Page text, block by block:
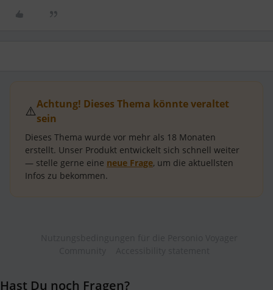
⚠️Achtung! Dieses Thema könnte veraltet
sein
Dieses Thema wurde vor mehr als 18 Monaten
erstellt. Unser Produkt entwickelt sich schnell weiter
— stelle gerne eine neue Frage, um die aktuellsten
Infos zu bekommen.
Hast Du noch Fragen?